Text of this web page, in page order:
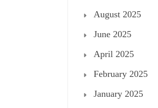
August 2025
June 2025
April 2025
February 2025
January 2025